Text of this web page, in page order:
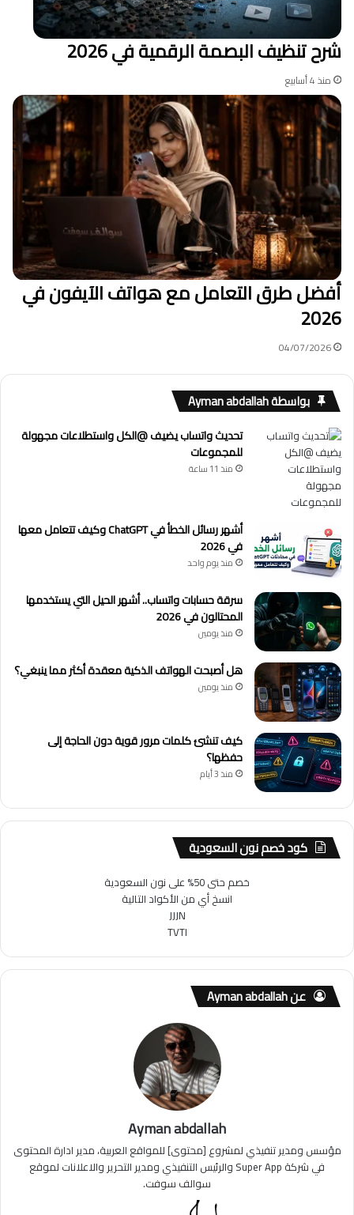
شرح تنظيف البصمة الرقمية في 2026
منذ 4 أسابيع
أفضل طرق التعامل مع هواتف الآيفون في
2026
04/07/2026
بواسطة Ayman abdallah
تحديث واتساب يضيف @الكل واستطلاعات مجهولة
للمجموعات
منذ 11 ساعة
أشهر رسائل الخطأ في ChatGPT وكيف تتعامل معها
في 2026
منذ يوم واحد
سرقة حسابات واتساب.. أشهر الحيل التي يستخدمها
المحتالون في 2026
منذ يومين
هل أصبحت الهواتف الذكية معقدة أكثر مما ينبغي؟
منذ يومين
كيف تنشئ كلمات مرور قوية دون الحاجة إلى
حفظها؟
منذ 3 أيام
كود خصم نون السعودية
خصم حتى 50% على نون السعودية
انسخ أي من الأكواد التالية
JJJN
TVTI
عن Ayman abdallah
Ayman abdallah
مؤسس ومدير تنفيذي لمشروع [محتوى] للمواقع العربية، مدير ادارة المحتوى
في شركة Super App والرئيس التنفيذي ومدير التحرير والاعلانات لموقع
سوالف سوفت.